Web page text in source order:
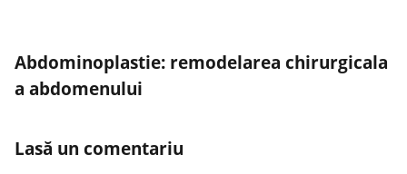
Abdominoplastie: remodelarea chirurgicala
a abdomenului
Lasă un comentariu